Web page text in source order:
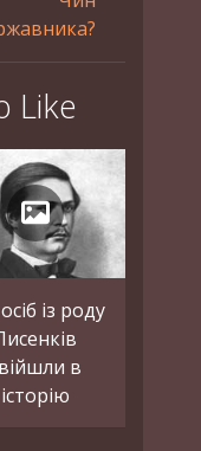
Like
із роду
в
історію